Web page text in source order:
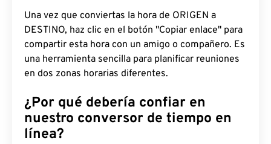
Una vez que conviertas la hora de ORIGEN a
DESTINO, haz clic en el botón "Copiar enlace" para
compartir esta hora con un amigo o compañero. Es
una herramienta sencilla para planificar reuniones
en dos zonas horarias diferentes.
¿Por qué debería confiar en
nuestro conversor de tiempo en
línea?